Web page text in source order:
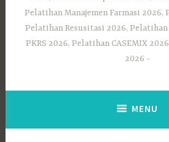
Pelatihan Manajemen Farmasi 2026,
Pelatihan Resusitasi 2026,
PKRS 2026, Pelatihan CASEMIX
2026
MENU